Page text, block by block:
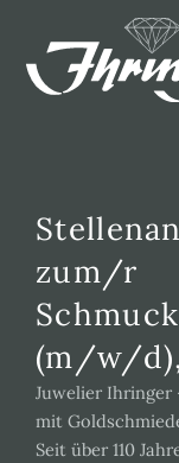
springen
zum/r
(m/w/
Juwelier Ihringer
mit
Seit über 110